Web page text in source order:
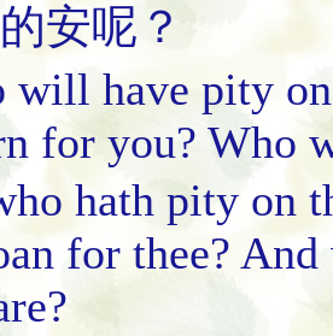
安呢？
will have pity
for you? Who
hath pity on
for thee?